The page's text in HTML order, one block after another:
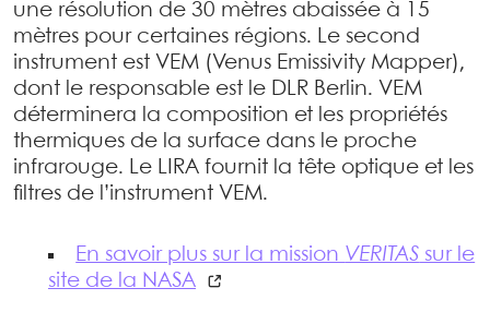
une résolution de 30 mètres abaissée à 15
mètres pour certaines régions. Le second
instrument est VEM (Venus Emissivity Mapper),
dont le responsable est le DLR Berlin. VEM
déterminera la composition et les propriétés
thermiques de la surface dans le proche
infrarouge. Le LIRA fournit la tête optique et les
filtres de l’instrument VEM.
En savoir plus sur la mission VERITAS sur le
site de la NASA